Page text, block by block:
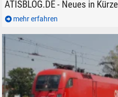
ATISBLOG.DE - Neues in
mehr erfahren